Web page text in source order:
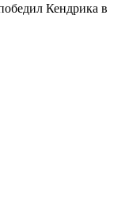
Кендрика в